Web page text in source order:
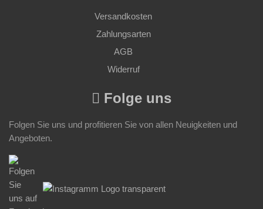
Versandkosten
Zahlungsarten
AGB
Widerruf
Folge uns
Folgen Sie uns und profitieren Sie von allen Neuigkeiten und
Angeboten.